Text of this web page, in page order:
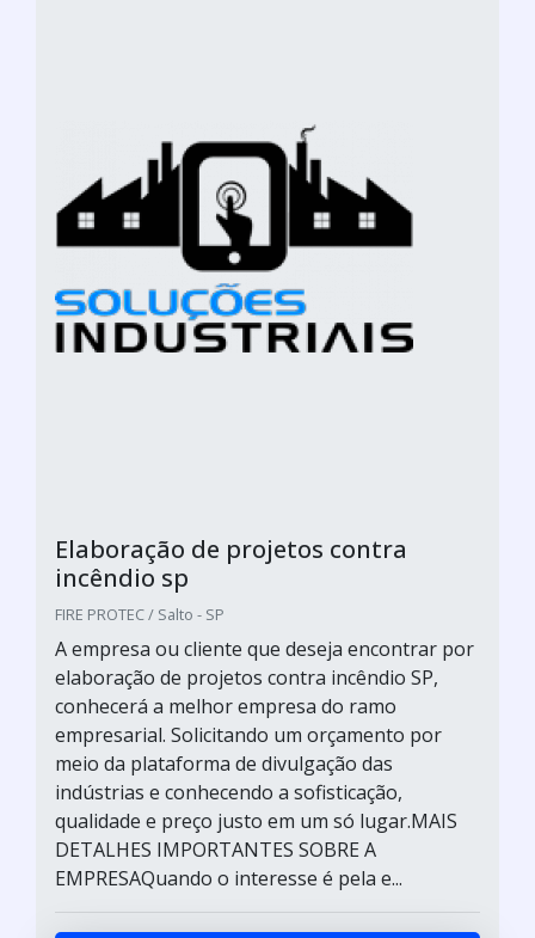
Elaboração de projetos contra
incêndio sp
FIRE PROTEC / Salto - SP
A empresa ou cliente que deseja encontrar por
elaboração de projetos contra incêndio SP,
conhecerá a melhor empresa do ramo
empresarial. Solicitando um orçamento por
meio da plataforma de divulgação das
indústrias e conhecendo a sofisticação,
qualidade e preço justo em um só lugar.MAIS
DETALHES IMPORTANTES SOBRE A
EMPRESAQuando o interesse é pela e...